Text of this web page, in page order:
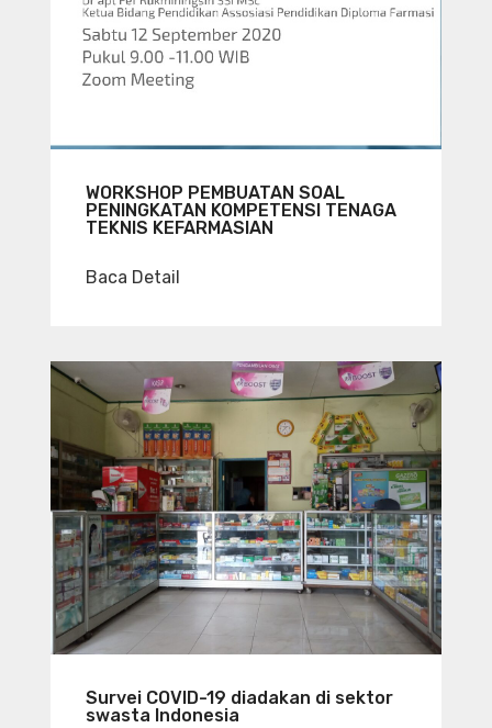
WORKSHOP PEMBUATAN SOAL
PENINGKATAN KOMPETENSI TENAGA
TEKNIS KEFARMASIAN
Baca Detail
Survei COVID-19 diadakan di sektor
swasta Indonesia